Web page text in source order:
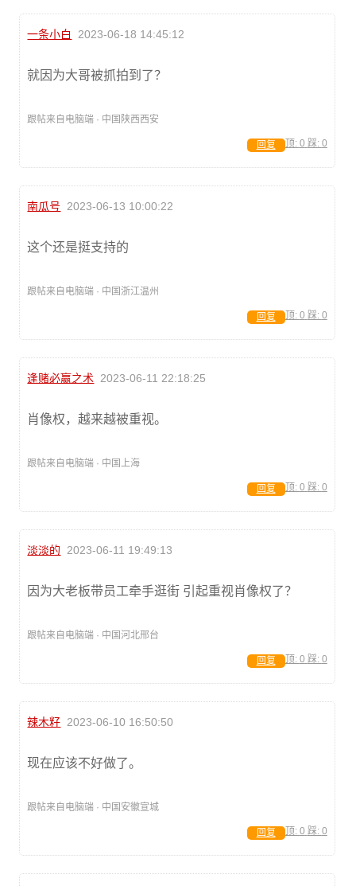
一条小白 2023-06-18 14:45:12
就因为大哥被抓拍到了？
跟帖来自电脑端 · 中国陕西西安
顶: 0 踩: 0
回复
南瓜号 2023-06-13 10:00:22
这个还是挺支持的
跟帖来自电脑端 · 中国浙江温州
顶: 0 踩: 0
回复
逢赌必赢之术 2023-06-11 22:18:25
肖像权，越来越被重视。
跟帖来自电脑端 · 中国上海
顶: 0 踩: 0
回复
淡淡的 2023-06-11 19:49:13
因为大老板带员工牵手逛街 引起重视肖像权了？
跟帖来自电脑端 · 中国河北邢台
顶: 0 踩: 0
回复
辣木籽 2023-06-10 16:50:50
现在应该不好做了。
跟帖来自电脑端 · 中国安徽宣城
顶: 0 踩: 0
回复